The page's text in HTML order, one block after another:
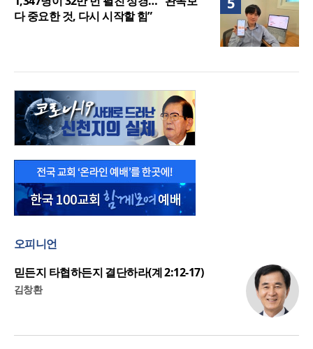
다 중요한 것, 다시 시작할 힘”
오피니언
믿든지 타협하든지 결단하라(계 2:12-17)
김창환